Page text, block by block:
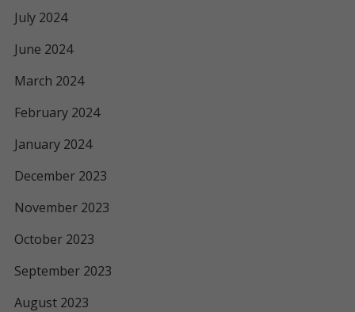
July 2024
June 2024
March 2024
February 2024
January 2024
December 2023
November 2023
October 2023
September 2023
August 2023